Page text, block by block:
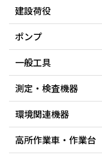
建設荷役
ポンプ
一般工具
測定・検査機器
環境関連機器
高所作業車・作業台